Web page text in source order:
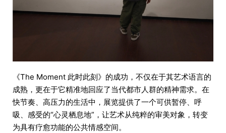
《The Moment 此时此刻》的成功，不仅在于其艺术语言的
成熟，更在于它精准地回应了当代都市人群的精神需求。在
快节奏、高压力的生活中，展览提供了一个可供暂停、呼
吸、感受的“心灵栖息地”，让艺术从纯粹的审美对象，转变
为具有疗愈功能的公共情感空间。